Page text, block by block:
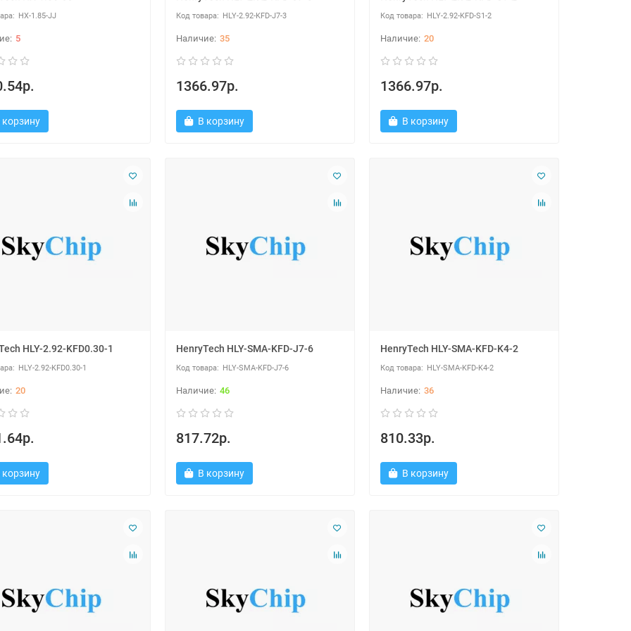
HX-1.85-JJ
5
корзину
HLY-2.92-KFD-J7-3
35
1366.97р.
В корзину
HLY-2.92-KFD-S1-2
20
1366.97р.
В корзину
HLY-2.92-KFD0.30-1
HLY-2.92-KFD0.30-1
20
корзину
HenryTech HLY-SMA-KFD-J7-6
HLY-SMA-KFD-J7-6
46
817.72р.
В корзину
HenryTech HLY-SMA-KFD-K4-2
HLY-SMA-KFD-K4-2
36
810.33р.
В корзину